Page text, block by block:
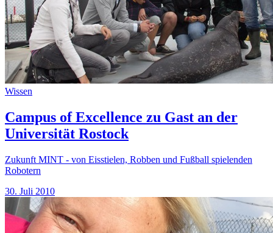
Wissen
Campus of Excellence zu Gast an der
Universität Rostock
Zukunft MINT - von Eisstielen, Robben und Fußball spielenden
Robotern
30. Juli 2010